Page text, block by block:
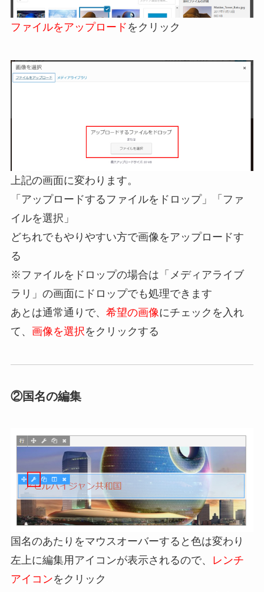
ファイルをアップロード をクリック
上記の画面に変わります。
「アップロードするファイルをドロップ」「ファ
イルを選択」
どちれでもやりやすい方で画像をアップロードす
る
※ファイルをドロップの場合は「メディアライブ
ラリ」の画面にドロップでも処理できます
あとは通常通りで、 希望の画像にチェックを入れ
て、 画像を選択 をクリックする
②国名の編集
国名のあたりをマウスオーバーすると色は変わり
左上に編集用アイコンが表示されるので、
レンチ
アイコンをクリック